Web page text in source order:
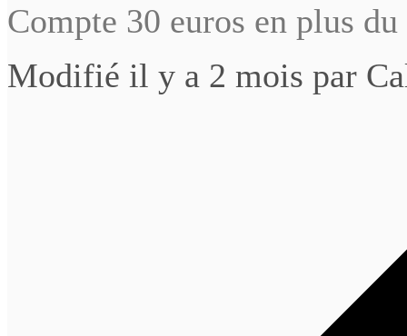
Compte 30 euros en plus
Modifié il y a 2 mois par